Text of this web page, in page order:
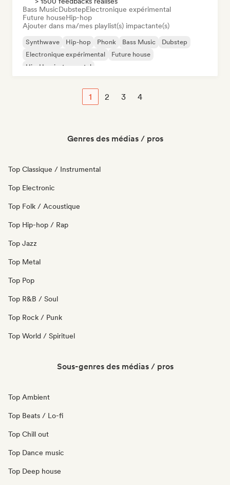
Bass MusicDubstepElectronique expérimental
Future houseHip-hop
Ajouter dans ma/mes playlist(s) impactante(s)
Synthwave Hip-hop Phonk Bass Music
Dubstep
Electronique expérimental
Future house
Hip-Hop instrumental
1 2 3 4
Genres des médias / pros
Top Classique / Instrumental
Top Electronic
Top Folk / Acoustique
Top Hip-hop / Rap
Top Jazz
Top Metal
Top Pop
Top R&B / Soul
Top Rock / Punk
Top World / Spirituel
Sous-genres des médias / pros
Top Ambient
Top Beats / Lo-fi
Top Chill out
Top Dance music
Top Deep house